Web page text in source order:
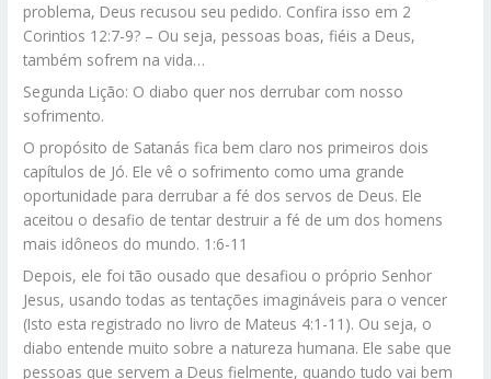
problema, Deus recusou seu pedido. Confira isso em 2
Corintios 12:7-9? – Ou seja, pessoas boas, fiéis a Deus,
também sofrem na vida…
Segunda Lição: O diabo quer nos derrubar com nosso
sofrimento.
O propósito de Satanás fica bem claro nos primeiros dois
capítulos de Jó. Ele vê o sofrimento como uma grande
oportunidade para derrubar a fé dos servos de Deus. Ele
aceitou o desafio de tentar destruir a fé de um dos homens
mais idôneos do mundo. 1:6-11
Depois, ele foi tão ousado que desafiou o próprio Senhor
Jesus, usando todas as tentações imagináveis para o vencer
(Isto esta registrado no livro de Mateus 4:1-11). Ou seja, o
diabo entende muito sobre a natureza humana. Ele sabe que
pessoas que servem a Deus fielmente, quando tudo vai bem